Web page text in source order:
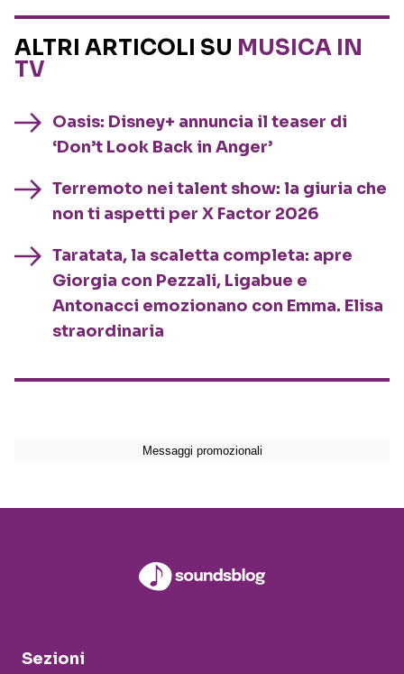
ALTRI ARTICOLI SU MUSICA IN
TV
Oasis: Disney+ annuncia il teaser di
‘Don’t Look Back in Anger’
Terremoto nei talent show: la giuria che
non ti aspetti per X Factor 2026
Taratata, la scaletta completa: apre
Giorgia con Pezzali, Ligabue e
Antonacci emozionano con Emma. Elisa
straordinaria
Sezioni